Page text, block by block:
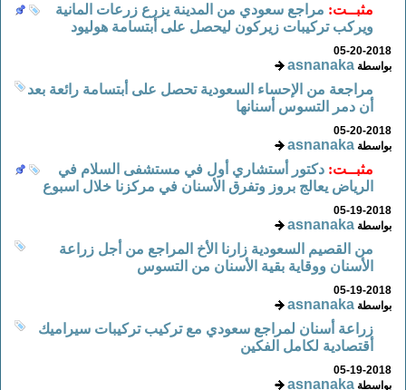
مثبــت:
مراجع سعودي من المدينة يزرع زرعات المانية
ويركب تركيبات زيركون ليحصل على أبتسامة هوليود
05-20-2018
بواسطةasnanaka
مراجعة من الإحساء السعودية تحصل على أبتسامة رائعة بعد
أن دمر التسوس أسنانها
05-20-2018
بواسطةasnanaka
مثبــت: دكتور أستشاري أول في مستشفى السلام في
الرياض يعالج بروز وتفرق الأسنان في مركزنا خلال اسبوع
05-19-2018
بواسطةasnanaka
من القصيم السعودية زارنا الأخ المراجع من أجل زراعة
الأسنان ووقاية بقية الأسنان من التسوس
05-19-2018
بواسطةasnanaka
زراعة أسنان لمراجع سعودي مع تركيب تركيبات سيراميك
أقتصادية لكامل الفكين
05-19-2018
بواسطةasnanaka